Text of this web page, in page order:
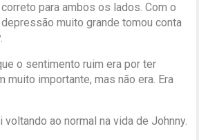
para ambos os lados. Com o
muito grande tomou conta
o sentimento ruim era por ter
muito importante, mas não era. Era
ao normal na vida de Johnny.